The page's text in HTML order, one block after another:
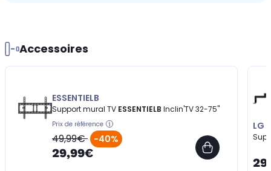
Accessoires
ESSENTIELB
Support mural TV ESSENTIELB Inclin'TV 32-75''
Prix de référence
49,99€ -40%
29,99€
LG